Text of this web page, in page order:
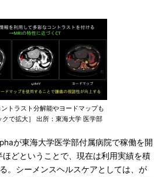
トラスト分解能やヨードマップも
クで拡大］ 出所：東海大学 医学部
が東海大学医学部付属病院で稼働を開
ほどということで、現在は利用実績を積
。シーメンスヘルスケアとしては、が